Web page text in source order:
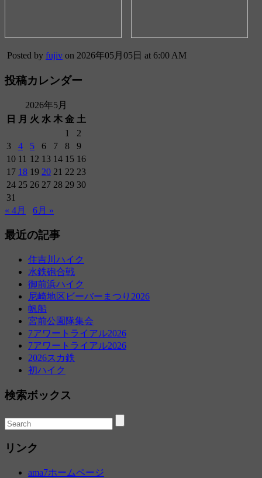
Posted by fujiv on 2026年05月05日 at 6:00 AM
投稿カレンダー
2026年5月
日
月 火 水 木 金 土
1
2
3
4 5 6 7 8
9
10 11 12 13 14 15 16
17 18 19 20 21 22 23
24 25 26 27 28 29 30
31
« 4月
6月 »
最近の記事
住吉川ハイク
水鉄砲合戦
御前浜ハイク
尼崎地区ビーバーまつり2026
帆船
宮前公園隊集会
7アワートライアル2026
7アワートライアル2026
2026スカ鉄
初ハイク
検索ボックス
リンク
ama7ホームページ